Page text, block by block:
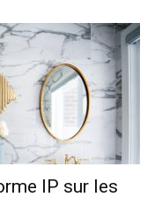
IP sur les